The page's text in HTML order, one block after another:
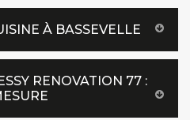
À BASSEVELLE
RENOVATION 77 :